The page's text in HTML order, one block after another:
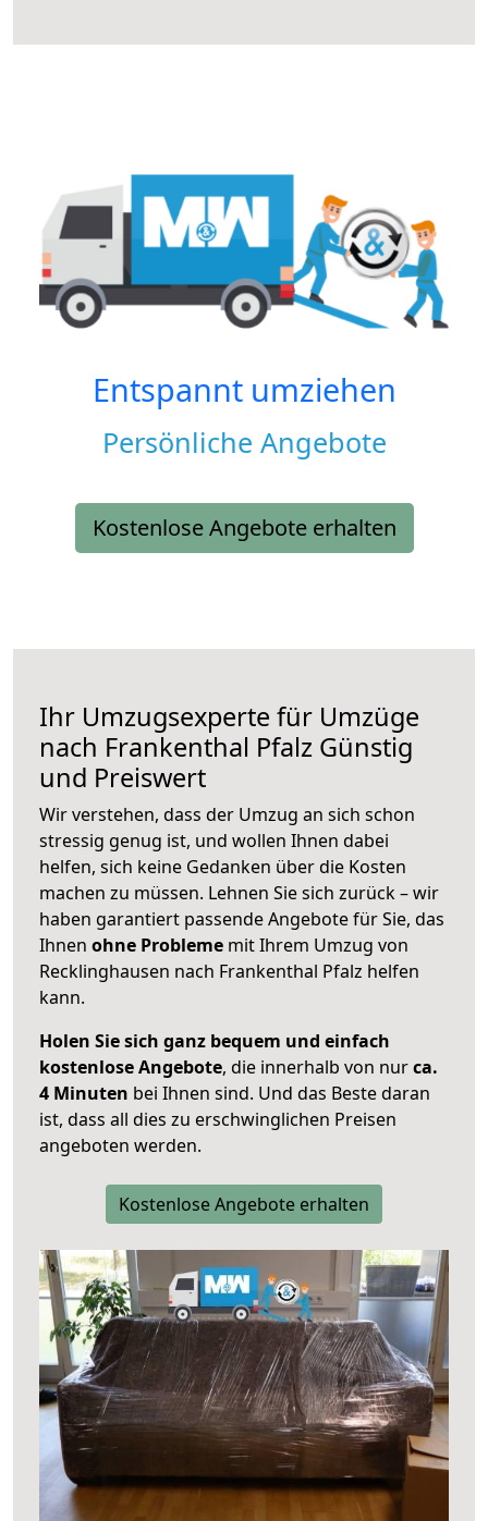
Entspannt umziehen
Persönliche Angebote
Kostenlose Angebote erhalten
Ihr Umzugsexperte für Umzüge
nach Frankenthal Pfalz Günstig
und Preiswert
Wir verstehen, dass der Umzug an sich schon
stressig genug ist, und wollen Ihnen dabei
helfen, sich keine Gedanken über die Kosten
machen zu müssen. Lehnen Sie sich zurück – wir
haben garantiert passende Angebote für Sie, das
Ihnen ohne Probleme mit Ihrem Umzug von
Recklinghausen nach Frankenthal Pfalz helfen
kann.
Holen Sie sich ganz bequem und einfach
kostenlose Angebote, die innerhalb von nurca.
4 Minuten bei Ihnen sind. Und das Beste daran
ist, dass all dies zu erschwinglichen Preisen
angeboten werden.
Kostenlose Angebote erhalten